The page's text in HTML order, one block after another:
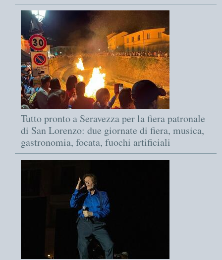
Tutto pronto a Seravezza per la fiera patronale
di San Lorenzo: due giornate di fiera, musica,
gastronomia, focata, fuochi artificiali